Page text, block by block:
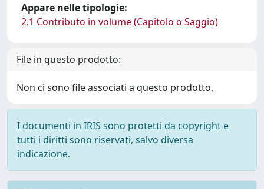
Appare nelle tipologie:
2.1 Contributo in volume (Capitolo o Saggio)
File in questo prodotto:
Non ci sono file associati a questo prodotto.
I documenti in IRIS sono protetti da copyright e
tutti i diritti sono riservati, salvo diversa
indicazione.